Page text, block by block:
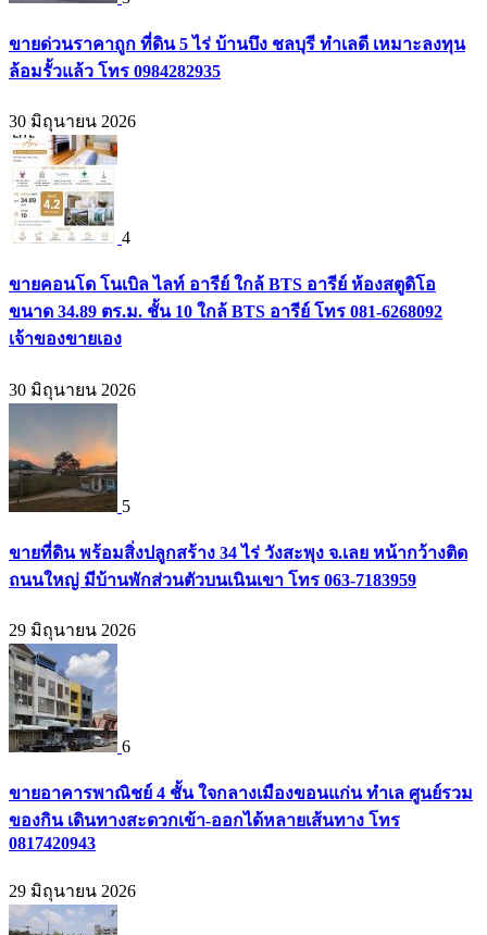
ขายด่วนราคาถูก ที่ดิน 5 ไร่ บ้านบึง ชลบุรี ทำเลดี เหมาะลงทุน
ล้อมรั้วแล้ว โทร 0984282935
30 มิถุนายน 2026
4
ขายคอนโด โนเบิล ไลท์ อารีย์ ใกล้ BTS อารีย์ ห้องสตูดิโอ
ขนาด 34.89 ตร.ม. ชั้น 10 ใกล้ BTS อารีย์ โทร 081-6268092
เจ้าของขายเอง
30 มิถุนายน 2026
5
ขายที่ดิน พร้อมสิ่งปลูกสร้าง 34 ไร่ วังสะพุง จ.เลย หน้ากว้างติด
ถนนใหญ่ มีบ้านพักส่วนตัวบนเนินเขา โทร 063-7183959
29 มิถุนายน 2026
6
ขายอาคารพาณิชย์ 4 ชั้น ใจกลางเมืองขอนแก่น ทำเล ศูนย์รวม
ของกิน เดินทางสะดวกเข้า-ออกได้หลายเส้นทาง โทร
0817420943
29 มิถุนายน 2026